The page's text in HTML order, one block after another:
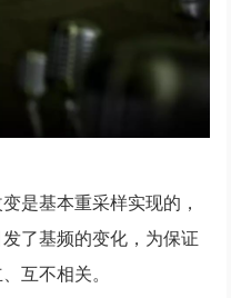
是基本重采样实现的，
了基频的变化，为保证
互不相关。